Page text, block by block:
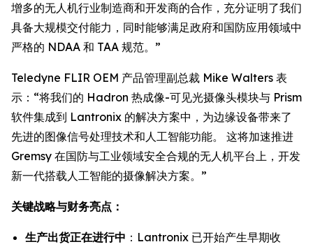
增多的无人机行业制造商和开发商的合作，充分证明了我们
具备大规模交付能力，同时能够满足政府和国防应用领域中
严格的 NDAA 和 TAA 规范。”
Teledyne FLIR OEM 产品管理副总裁 Mike Walters 表
示：“将我们的 Hadron 热成像-可见光摄像头模块与 Prism
软件集成到 Lantronix 的解决方案中，为边缘设备带来了
先进的图像信号处理技术和人工智能功能。 这将加速推进
Gremsy 在国防与工业领域安全合规的无人机平台上，开发
新一代搭载人工智能的摄像解决方案。”
关键战略与财务亮点：
生产出货正在进行中 ：Lantronix 已开始产生早期收